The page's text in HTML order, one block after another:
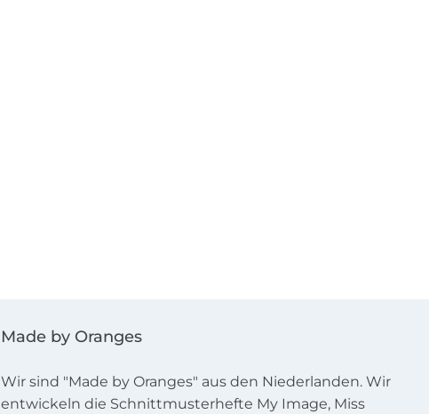
Made by Oranges
Wir sind "Made by Oranges" aus den Niederlanden. Wir
entwickeln die Schnittmusterhefte My Image, Miss